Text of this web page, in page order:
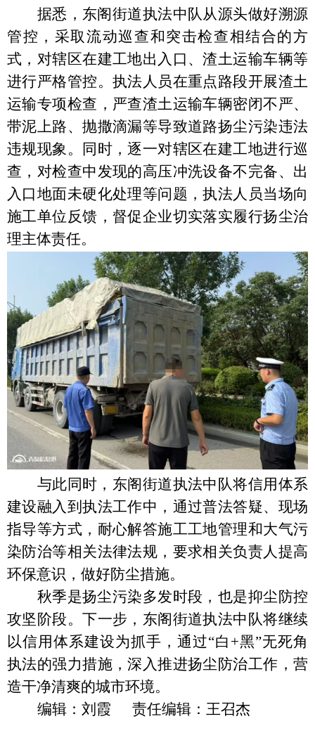
据悉，东阁街道执法中队从源头做好溯源
管控，采取流动巡查和突击检查相结合的方
式，对辖区在建工地出入口、渣土运输车辆等
进行严格管控。执法人员在重点路段开展渣土
运输专项检查，严查渣土运输车辆密闭不严、
带泥上路、抛撒滴漏等导致道路扬尘污染违法
违规现象。同时，逐一对辖区在建工地进行巡
查，对检查中发现的高压冲洗设备不完备、出
入口地面未硬化处理等问题，执法人员当场向
施工单位反馈，督促企业切实落实履行扬尘治
理主体责任。
与此同时，东阁街道执法中队将信用体系
建设融入到执法工作中，通过普法答疑、现场
指导等方式，耐心解答施工工地管理和大气污
染防治等相关法律法规，要求相关负责人提高
环保意识，做好防尘措施。
秋季是扬尘污染多发时段，也是抑尘防控
攻坚阶段。下一步，东阁街道执法中队将继续
以信用体系建设为抓手，通过“白+黑”无死角
执法的强力措施，深入推进扬尘防治工作，营
造干净清爽的城市环境。
编辑：刘霞 责任编辑：王召杰